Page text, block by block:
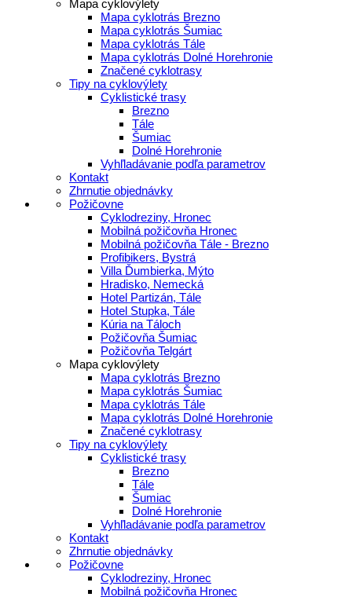
Mapa cyklovýlety
Mapa cyklotrás Brezno
Mapa cyklotrás Šumiac
Mapa cyklotrás Tále
Mapa cyklotrás Dolné Horehronie
Značené cyklotrasy
Tipy na cyklovýlety
Cyklistické trasy
Brezno
Tále
Šumiac
Dolné Horehronie
Vyhľladávanie podľa parametrov
Kontakt
Zhrnutie objednávky
Požičovne
Cyklodreziny, Hronec
Mobilná požičovňa Hronec
Mobilná požičovňa Tále - Brezno
Profibikers, Bystrá
Villa Ďumbierka, Mýto
Hradisko, Nemecká
Hotel Partizán, Tále
Hotel Stupka, Tále
Kúria na Táloch
Požičovňa Šumiac
Požičovňa Telgárt
Mapa cyklovýlety
Mapa cyklotrás Brezno
Mapa cyklotrás Šumiac
Mapa cyklotrás Tále
Mapa cyklotrás Dolné Horehronie
Značené cyklotrasy
Tipy na cyklovýlety
Cyklistické trasy
Brezno
Tále
Šumiac
Dolné Horehronie
Vyhľladávanie podľa parametrov
Kontakt
Zhrnutie objednávky
Požičovne
Cyklodreziny, Hronec
Mobilná požičovňa Hronec